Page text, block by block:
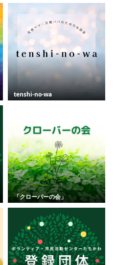
tenshi-no-wa
「クローバーの会」